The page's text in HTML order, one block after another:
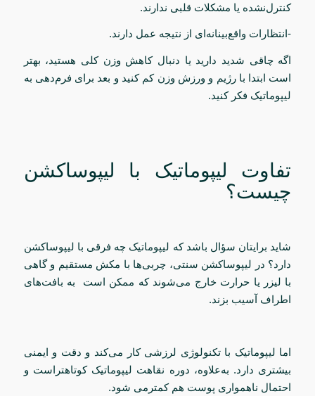
کنترل‌نشده یا مشکلات قلبی ندارند.
-انتظارات واقع‌بینانه‌ای از نتیجه عمل دارند.
اگه چاقی شدید دارید یا دنبال کاهش وزن کلی هستید، بهتر
است ابتدا با رژیم و ورزش وزن کم کنید و بعد برای فرم‌دهی به
لیپوماتیک فکر کنید.
تفاوت لیپوماتیک با لیپوساکشن
چیست؟
شاید برایتان سؤال باشد که لیپوماتیک چه فرقی با لیپوساکشن
دارد؟ در لیپوساکشن سنتی، چربی‌ها با مکش مستقیم و گاهی
با لیزر یا حرارت خارج می‌شوند که ممکن است به بافت‌های
اطراف آسیب بزند.
اما لیپوماتیک با تکنولوژی لرزشی کار می‌کند و دقت و ایمنی
بیشتری دارد. به‌علاوه، دوره نقاهت لیپوماتیک کوتاهتراست و
احتمال ناهمواری پوست هم کمترمی شود.